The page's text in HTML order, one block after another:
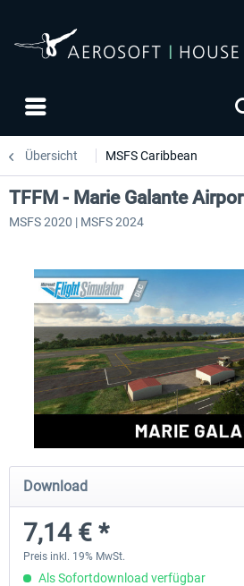
Übersicht MSFS Caribbean
FSDG - St Lucia TLPC MSFS
11,90 € *
TFFM - Marie Galante
MSFS 2020 | MSFS 2024
Download
7,14 € *
Preis inkl. 19% MwSt.
Als Sofortdownload verfügbar